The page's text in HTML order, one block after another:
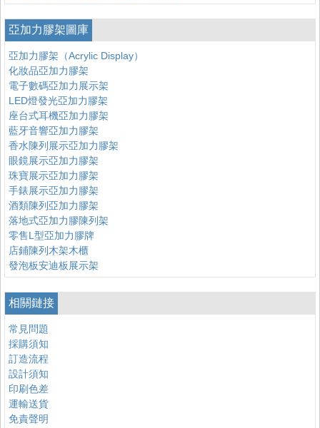
亞加力膠架圖庫
亞加力膠架（Acrylic Display）
化妝品亞加力膠架
電子數碼亞加力展示架
LED燈發光亞加力膠架
座台式耳機亞加力膠架
藍牙音響亞加力膠架
香水陳列展示亞加力膠架
眼鏡展示亞加力膠架
珠寶展示亞加力膠架
手錶展示亞加力膠架
酒類陳列亞加力膠架
落地式亞加力膠陳列架
零售L型亞加力膠牌
店鋪陳列木架木櫃
發泡板安迪板展示架
相關鏈接
常見問題
採購須知
訂造流程
設計須知
印刷色差
運輸送貨
免責聲明